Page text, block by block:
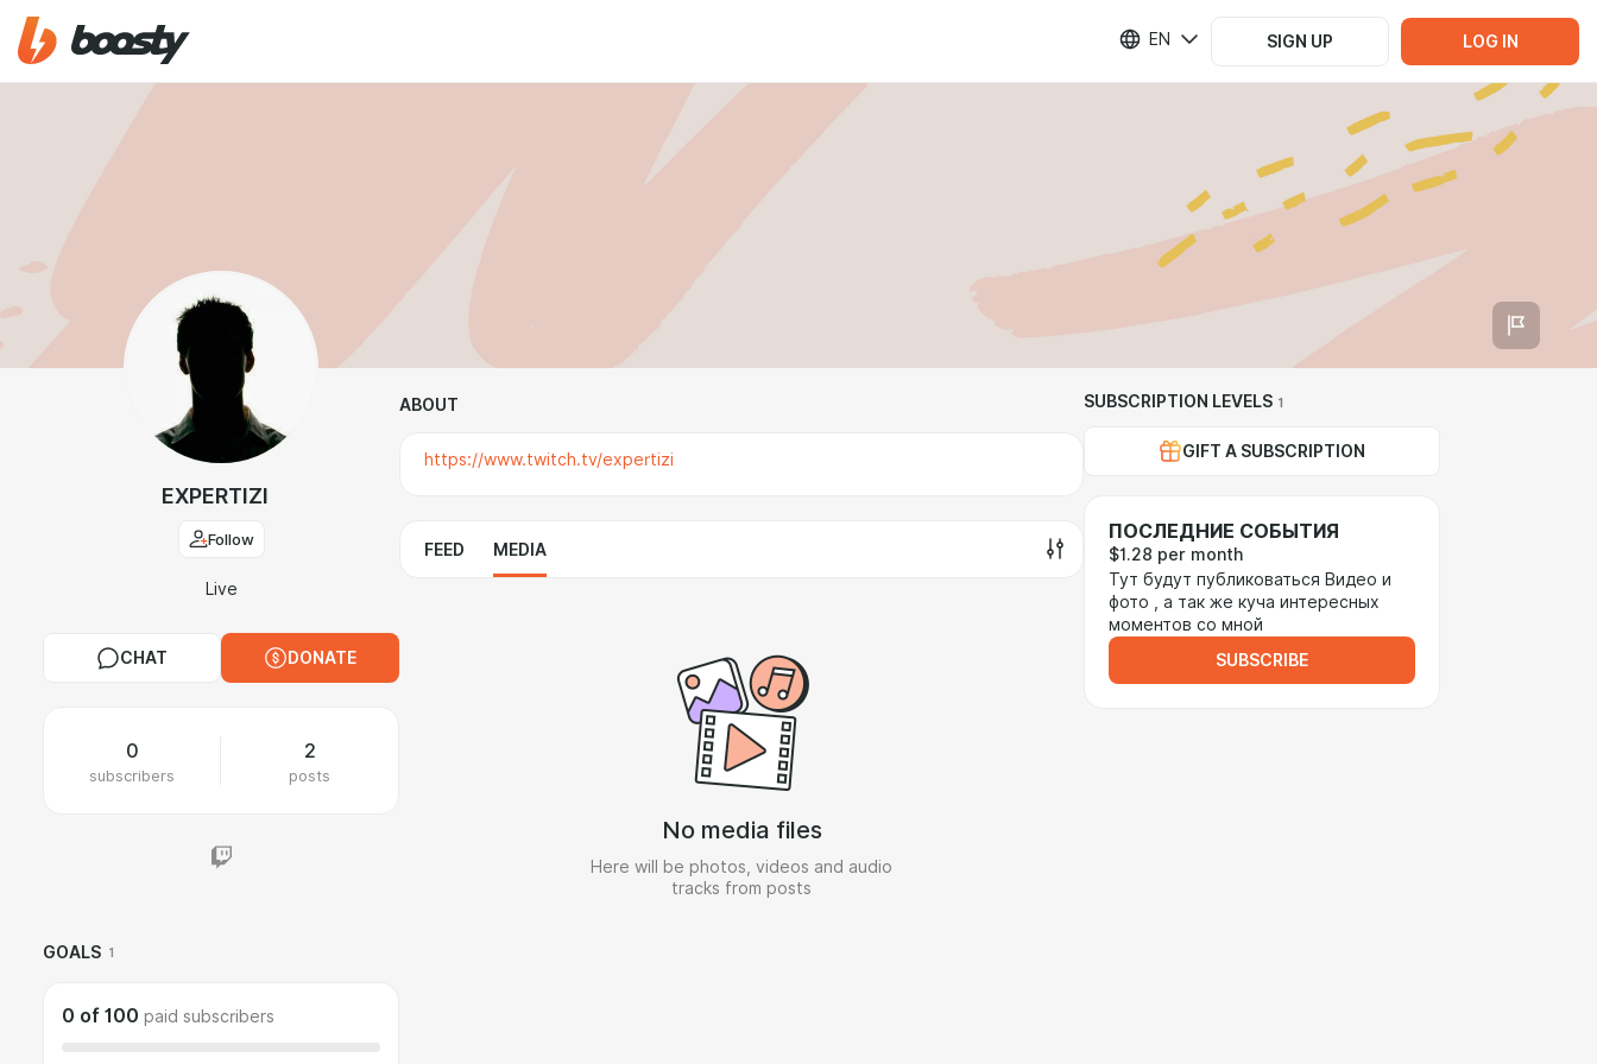
EN SIGN UP LOG IN
EXPERTIZI
Follow
Live
CHAT DONATE
0
subscribers
2
posts
GOALS 1
0 of 100 paid subscribers
ABOUT
https://www.twitch.tv/expertizi
FEED MEDIA
No media files
Here will be photos, videos and audio
tracks from posts
SUBSCRIPTION LEVELS 1
GIFT A SUBSCRIPTION
ПОСЛЕДНИЕ СОБЫТИЯ
$1.28 per month
Тут будут публиковаться Видео и
фото , а так же куча интересных
моментов со мной
SUBSCRIBE